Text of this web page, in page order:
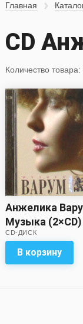
Главная
CD
Количество товара:
Анжелика
Музыка (2×CD)
CD-ДИСК
В корзину